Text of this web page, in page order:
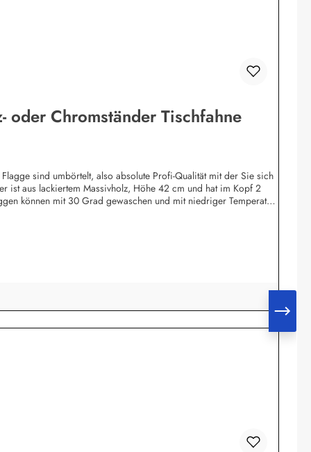
oder Chromständer Tischfahne
sind umbörtelt, also absolute Profi-Qualität mit der Sie sich
ist aus lackiertem Massivholz, Höhe 42 cm und hat im Kopf 2
können mit 30 Grad gewaschen und mit niedriger Temperatur